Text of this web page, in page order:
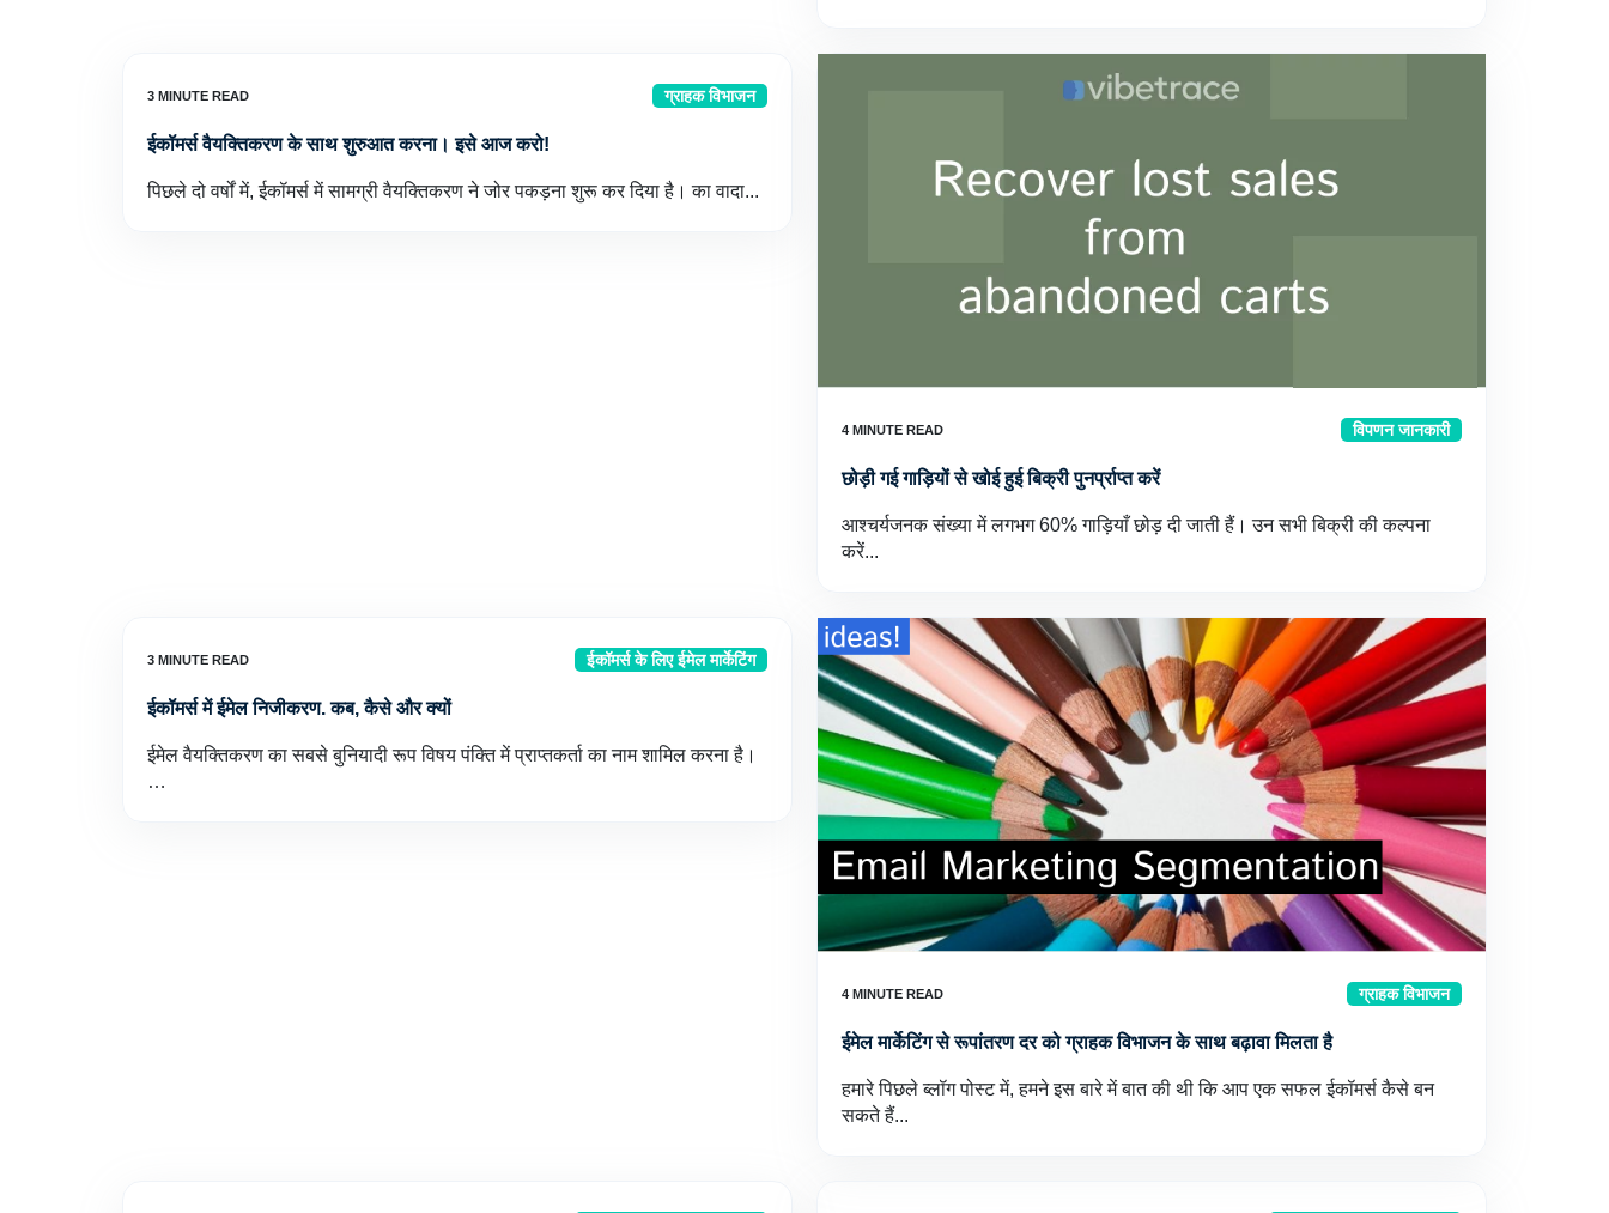
ग्राहक विभाजन
ईकॉमर्स वैयक्तिकरण के साथ शुरुआत करना। इसे आज करो!
पिछले दो वर्षों में, ईकॉमर्स में सामग्री वैयक्तिकरण ने जोर पकड़ना शुरू कर दिया है। का वादा...
विपणन जानकारी
छोड़ी गई गाड़ियों से खोई हुई बिक्री पुनर्प्राप्त करें
आश्चर्यजनक संख्या में लगभग 60% गाड़ियाँ छोड़ दी जाती हैं। उन सभी बिक्री की कल्पना
करें...
ईकॉमर्स के लिए ईमेल मार्केटिंग
ईकॉमर्स में ईमेल निजीकरण. कब, कैसे और क्यों
ईमेल वैयक्तिकरण का सबसे बुनियादी रूप विषय पंक्ति में प्राप्तकर्ता का नाम शामिल करना है।
…
ग्राहक विभाजन
ईमेल मार्केटिंग से रूपांतरण दर को ग्राहक विभाजन के साथ बढ़ावा मिलता है
हमारे पिछले ब्लॉग पोस्ट में, हमने इस बारे में बात की थी कि आप एक सफल ईकॉमर्स कैसे बन
सकते हैं...